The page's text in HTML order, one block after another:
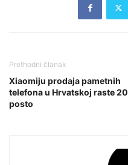
Prethodni članak
Xiaomiju prodaja pametnih
telefona u Hrvatskoj raste 20
posto